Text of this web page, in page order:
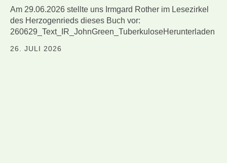
Am 29.06.2026 stellte uns Irmgard Rother im Lesezirkel
des Herzogenrieds dieses Buch vor:
260629_Text_IR_JohnGreen_TuberkuloseHerunterladen
26. JULI 2026